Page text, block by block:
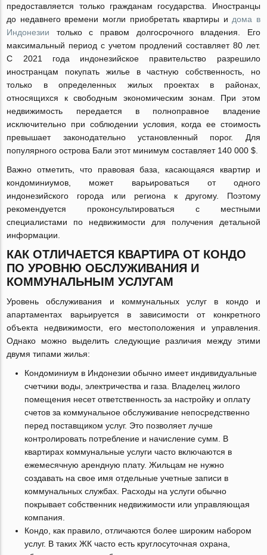
предоставляется только гражданам государства. Иностранцы
до недавнего времени могли приобретать квартиры и дома в
Индонезии только с правом долгосрочного владения. Его
максимальный период с учетом продлений составляет 80 лет.
С 2021 года индонезийское правительство разрешило
иностранцам покупать жилье в частную собственность, но
только в определенных жилых проектах в районах,
относящихся к свободным экономическим зонам. При этом
недвижимость передается в полноправное владение
исключительно при соблюдении условия, когда ее стоимость
превышает законодательно установленный порог. Для
популярного острова Бали этот минимум составляет 140 000 $.
Важно отметить, что правовая база, касающаяся квартир и
кондоминиумов, может варьироваться от одного
индонезийского города или региона к другому. Поэтому
рекомендуется проконсультироваться с местными
специалистами по недвижимости для получения детальной
информации.
КАК ОТЛИЧАЕТСЯ КВАРТИРА ОТ КОНДО
ПО УРОВНЮ ОБСЛУЖИВАНИЯ И
КОММУНАЛЬНЫМ УСЛУГАМ
Уровень обслуживания и коммунальных услуг в кондо и
апартаментах варьируется в зависимости от конкретного
объекта недвижимости, его местоположения и управления.
Однако можно выделить следующие различия между этими
двумя типами жилья:
Кондоминиум в Индонезии обычно имеет индивидуальные
счетчики воды, электричества и газа. Владелец жилого
помещения несет ответственность за настройку и оплату
счетов за коммунальное обслуживание непосредственно
перед поставщиком услуг. Это позволяет лучше
контролировать потребление и начисление сумм. В
квартирах коммунальные услуги часто включаются в
ежемесячную арендную плату. Жильцам не нужно
создавать на свое имя отдельные учетные записи в
коммунальных службах. Расходы на услуги обычно
покрывает собственник недвижимости или управляющая
компания.
Кондо, как правило, отличаются более широким набором
услуг. В таких ЖК часто есть круглосуточная охрана,